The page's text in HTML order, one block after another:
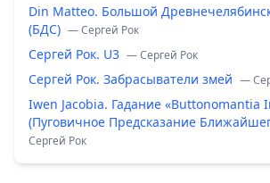
Din Matteo. Большой
(БДС) — Сергей Рок
Сергей Рок. U3 — Сергей Рок
Сергей Рок. Забрасыватели змей —
Iwen Jacobia. Гадание «Buttonomantia
(Пуговичное Предсказание
Сергей Рок